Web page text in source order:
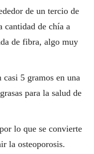
de un tercio de
cantidad de chía a
de fibra, algo muy
casi 5 gramos en una
para la salud de
lo que se convierte
la osteoporosis.